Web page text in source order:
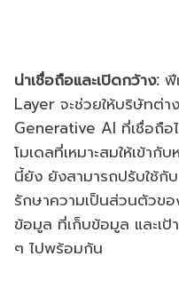
น่าเชื่อถือและเปิดกว้าง: ฟี
Layer จะช่วยให้บริษัทต่า
Generative AI ที่เชื่อถือ
โมเดลที่เหมาะสมให้เข้า
นี้ยัง ยังสามารถปรับใช้กั
รักษาความเป็นส่วนตัวข
ข้อมูล ที่เก็บข้อมูล และเ
ๆ ไปพร้อมกัน